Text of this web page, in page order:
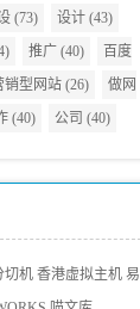
(73) 设计 (43)
推广 (40)
百度
销型网站 (26)
做网
(40) 公司 (40)
切机 香港虚拟主机 易